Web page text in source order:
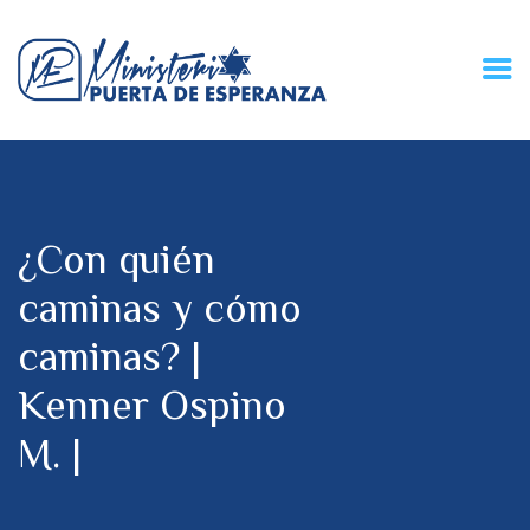
¿Con quién
caminas y cómo
caminas? |
Kenner Ospino
M. |
MPE TV
DESCUBRE
DONACIONES
PARTICIPA
REUNIONES &
CONTACTOS